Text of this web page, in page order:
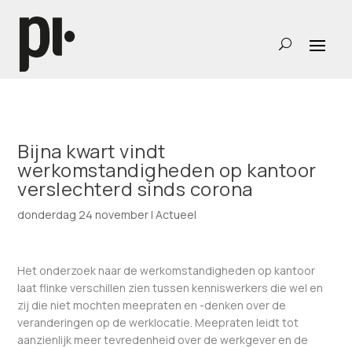
Bijna kwart vindt
werkomstandigheden op kantoor
verslechterd sinds corona
donderdag 24 november |Actueel
Het onderzoek naar de werkomstandigheden op kantoor
laat flinke verschillen zien tussen kenniswerkers die wel en
zij die niet mochten meepraten en -denken over de
veranderingen op de werklocatie. Meepraten leidt tot
aanzienlijk meer tevredenheid over de werkgever en de